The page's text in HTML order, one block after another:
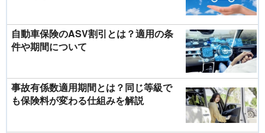
自動車保険のASV割引とは？適用の条
件や期間について
事故有係数適用期間とは？同じ等級で
も保険料が変わる仕組みを解説